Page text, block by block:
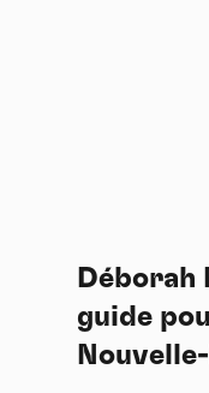
Déborah
guide